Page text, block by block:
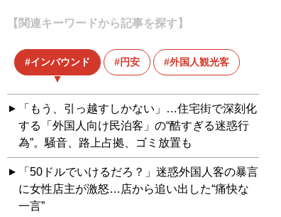
【関連キーワードから記事を探す】
インバウンド 円安 外国人観光客
「もう、引っ越すしかない」…住宅街で深刻化
する「外国人向け民泊客」の“酷すぎる迷惑行
為”。騒音、路上占拠、ゴミ放置も
「50ドルでいけるだろ？」迷惑外国人客の暴言
に女性店主が激怒…店から追い出した“痛快な
一言”